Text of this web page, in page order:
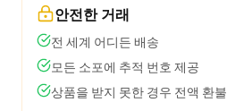
안전한 거래
전 세계 어디든 배송
모든 소포에 추적 번호 제공
상품을 받지 못한 경우 전액 환불